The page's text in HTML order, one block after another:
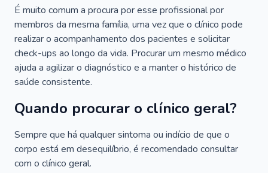
É muito comum a procura por esse profissional por
membros da mesma família, uma vez que o clínico pode
realizar o acompanhamento dos pacientes e solicitar
check-ups ao longo da vida. Procurar um mesmo médico
ajuda a agilizar o diagnóstico e a manter o histórico de
saúde consistente.
Quando procurar o clínico geral?
Sempre que há qualquer sintoma ou indício de que o
corpo está em desequilíbrio, é recomendado consultar
com o clínico geral.